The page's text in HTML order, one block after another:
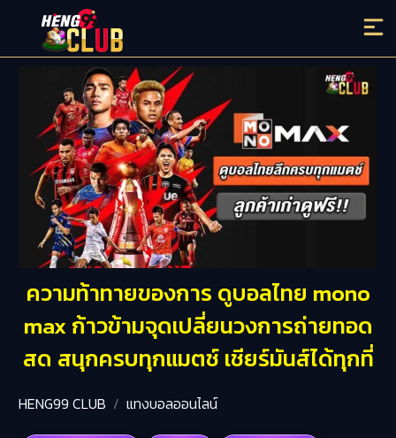
ความท้าทายของการ ดูบอลไทย mono
max ก้าวข้ามจุดเปลี่ยนวงการถ่ายทอด
สด สนุกครบทุกแมตช์ เชียร์มันส์ได้ทุกที่
HENG99 CLUB แทงบอลออนไลน์